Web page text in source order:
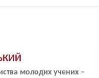
молодих учених –